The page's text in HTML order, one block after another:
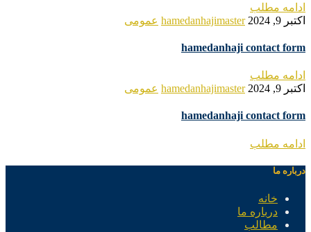
ادامه مطلب
اکتبر 9, 2024
hamedanhajimaster عمومی
hamedanhaji contact form
ادامه مطلب
اکتبر 9, 2024
hamedanhajimaster عمومی
hamedanhaji contact form
ادامه مطلب
درباره ما
خانه
درباره ما
مطالب